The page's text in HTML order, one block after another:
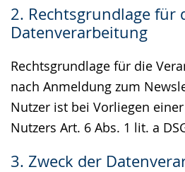
2. Rechtsgrundlage für
Datenverarbeitung
Rechtsgrundlage für die
nach Anmeldung zum
Nutzer ist bei Vorliegen
Nutzers Art. 6 Abs. 1 lit. a
3. Zweck der